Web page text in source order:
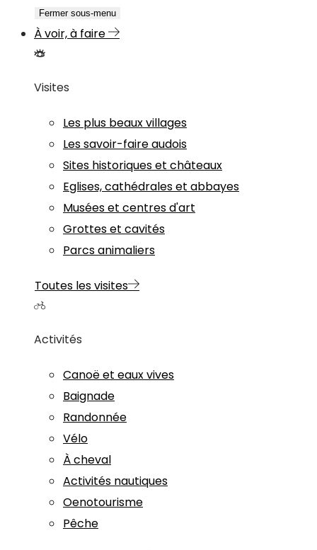
Fermer sous-menu
À voir, à faire
Visites
Les plus beaux villages
Les savoir-faire audois
Sites historiques et châteaux
Eglises, cathédrales et abbayes
Musées et centres d'art
Grottes et cavités
Parcs animaliers
Toutes les visites
Activités
Canoë et eaux vives
Baignade
Randonnée
Vélo
À cheval
Activités nautiques
Oenotourisme
Pêche